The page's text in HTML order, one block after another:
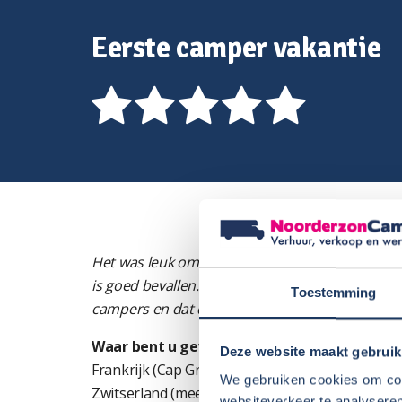
Toestemming
Deze website maakt
We gebruiken cookies om
Eerste camper vakantie
Het was leuk om een keer met een camper op
is goed bevallen. Wel jammer dat veel
campers en dat de dichtstbijzijnde camper-
Waar bent u geweest?
Frankrijk (Cap Gris-Nez, Normandië, Bretagne,
Zwitserland (meer van Genève, Berner